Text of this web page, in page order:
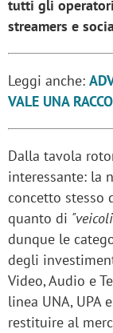
tutti gli
streamers e
Leggi anche:
VALE UNA
Dalla tavola
interessante: la
concetto stesso
quanto di
dunque le
degli
Video, Audio e
linea UNA, UPA
restituire al